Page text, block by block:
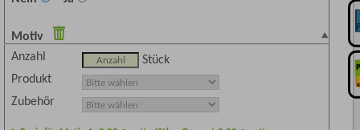
Motiv
Anzahl
Stück
Produkt
Zubehör